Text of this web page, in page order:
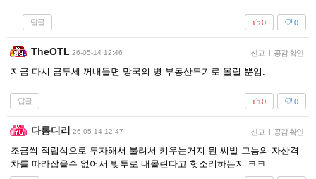
답글 0
0
TheOTL 26-05-14 12:46 신고 | 공감 확인
지금 다시 금투세 꺼내들면 망국의 병 부동산투기로 몰릴 뿐임.
답글 0
0
다롱디리 26-05-14 12:47 신고 | 공감 확인
조금씩 적립식으로 투자해서 불려서 키우는거지 뭔 씨발 그놈의 자산격
차를 따라잡을수 없어서 빚투로 내몰린다고 헛소리하는지 ㅋㅋ